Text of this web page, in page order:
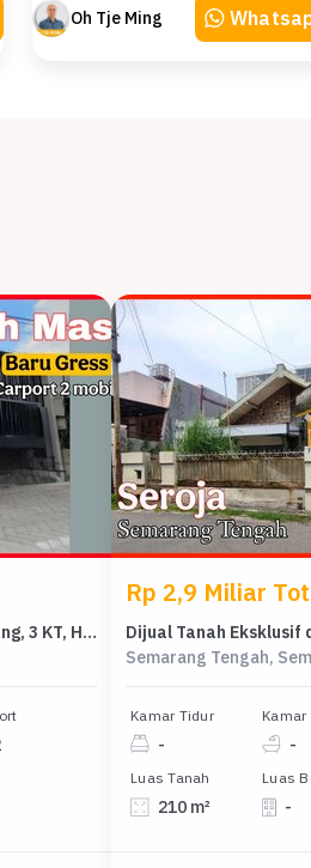
Oh Tje Ming
Rumah Idaman di Tanah Mas, Semarang, 3 KT, Harga 890 Juta
Rp 2,9 Miliar
Semarang Tengah,
Kamar Tidur
-
Kamar
-
Luas Tanah
210 m²
Luas
-